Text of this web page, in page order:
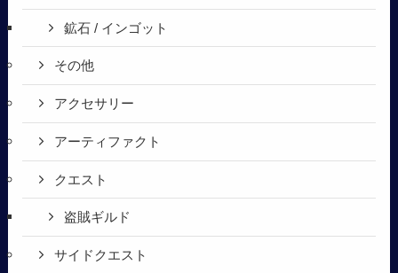
鉱石 / インゴット
その他
アクセサリー
アーティファクト
クエスト
盗賊ギルド
サイドクエスト